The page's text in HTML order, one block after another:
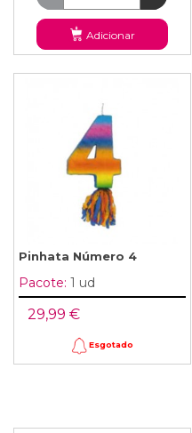
Adicionar
Pinhata Número 4
Pacote: 1 ud
29,99 €
Esgotado